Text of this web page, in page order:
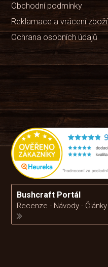
Obchodní podmínky
Reklamace a vrácení zboží
Ochrana osobních údajů
Bushcraft Portál
Recenze - Návody - Články